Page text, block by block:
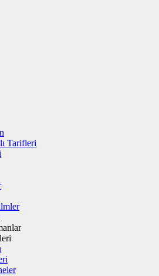
Tarifleri